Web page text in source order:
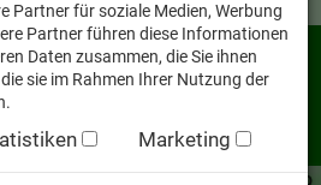
Service FAQ
Partner für soziale Medien, Werbung
Partner führen diese Informationen
Daten zusammen, die Sie ihnen
sie im Rahmen Ihrer Nutzung der
Marketing